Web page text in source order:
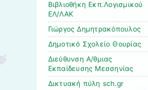
Βιβλιοθήκη Εκπ.Λογισμικού
ΕΛ/ΛΑΚ
Γιώργος Δημητρακόπουλος
Δημοτικό Σχολείο Θουρίας
Διεύθυνση Α/θμιας
Εκπαίδευσης Μεσσηνίας
Δικτυακή πύλη sch.gr